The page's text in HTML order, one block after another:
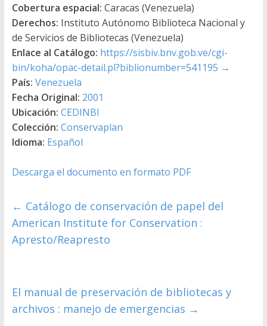
Cobertura espacial: Caracas (Venezuela)
Derechos: Instituto Autónomo Biblioteca Nacional y
de Servicios de Bibliotecas (Venezuela)
Enlace al Catálogo: https://sisbiv.bnv.gob.ve/cgi-
bin/koha/opac-detail.pl?biblionumber=541195 →
País: Venezuela
Fecha Original: 2001
Ubicación: CEDINBI
Colección: Conservaplan
Idioma: Español
Descarga el documento en formato PDF
← Catálogo de conservación de papel del
American Institute for Conservation :
Apresto/Reapresto
El manual de preservación de bibliotecas y
archivos : manejo de emergencias →